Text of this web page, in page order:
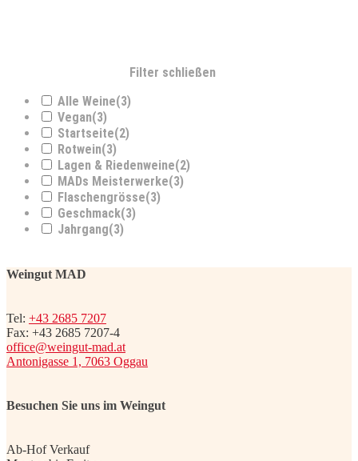
Filter schließen
Alle Weine(3)
Vegan(3)
Startseite(2)
Rotwein(3)
Lagen & Riedenweine(2)
MADs Meisterwerke(3)
Flaschengrösse(3)
Geschmack(3)
Jahrgang(3)
Weingut MAD
Tel: +43 2685 7207
Fax: +43 2685 7207-4
office@weingut-mad.at
Antonigasse 1, 7063 Oggau
Besuchen Sie uns im Weingut
Ab-Hof Verkauf